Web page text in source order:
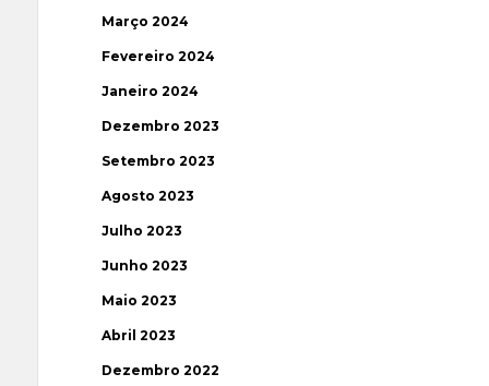
Março 2024
Fevereiro 2024
Janeiro 2024
Dezembro 2023
Setembro 2023
Agosto 2023
Julho 2023
Junho 2023
Maio 2023
Abril 2023
Dezembro 2022